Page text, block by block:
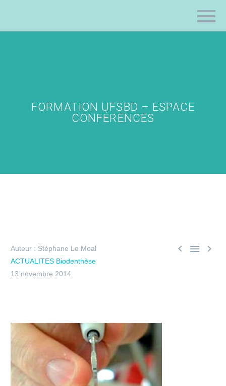
FORMATION UFSBD – ESPACE
CONFÉRENCES
  
Auteur : Stéphane Le Moal
ACTUALITES Biodenthèse
13 novembre 2014